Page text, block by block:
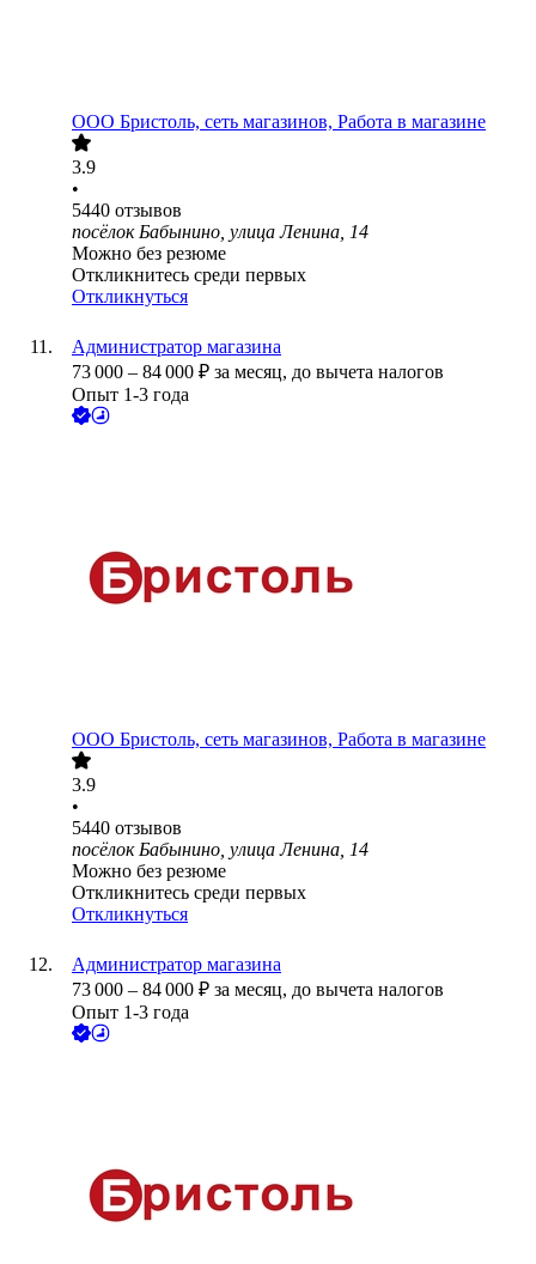
ООО Бристоль, сеть магазинов, Работа в магазине
3.9
•
5440 отзывов
посёлок Бабынино, улица Ленина, 14
Можно без резюме
Откликнитесь среди первых
Откликнуться
Администратор магазина
73 000 – 84 000 ₽ за месяц, до вычета налогов
Опыт 1-3 года
ООО Бристоль, сеть магазинов, Работа в магазине
3.9
•
5440 отзывов
посёлок Бабынино, улица Ленина, 14
Можно без резюме
Откликнитесь среди первых
Откликнуться
Администратор магазина
73 000 – 84 000 ₽ за месяц, до вычета налогов
Опыт 1-3 года